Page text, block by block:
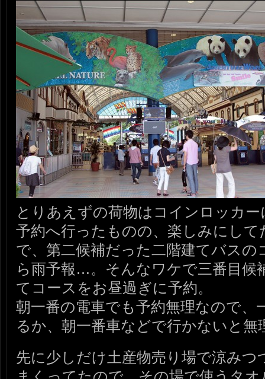
とりあえずの荷物はコインロッカ
予約へ行ったものの、楽しみにして
で、第二候補だった二階建てバスの
ら雨予報…。そんなワケで三番目候
てコースをお昼過ぎに予約。
朝一番の電車でも予約無理なので、
るか、朝一番車などで行かないと無
先に少しだけ土産物売り場で涼みつ